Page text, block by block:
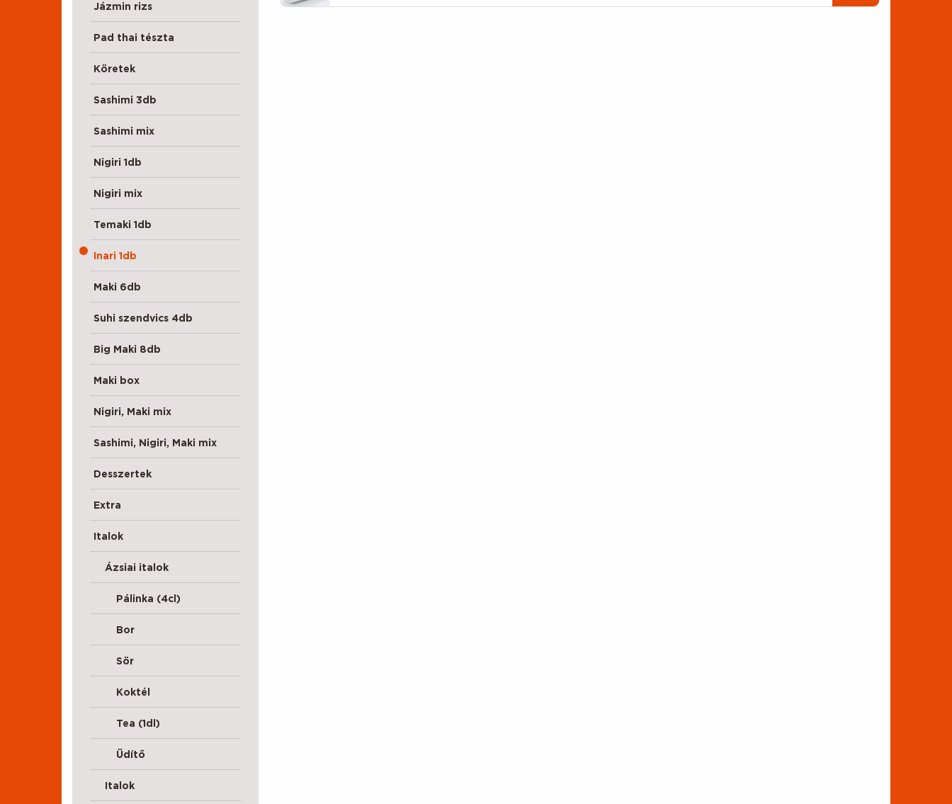
Jázmin rizs
Pad thai tészta
Köretek
Sashimi 3db
Sashimi mix
Nigiri 1db
Nigiri mix
Temaki 1db
Inari 1db
Maki 6db
Suhi szendvics 4db
Big Maki 8db
Maki box
Nigiri, Maki mix
Sashimi, Nigiri, Maki mix
Desszertek
Extra
Italok
Ázsiai italok
Pálinka (4cl)
Bor
Sör
Koktél
Tea (1dl)
Üdítő
Italok